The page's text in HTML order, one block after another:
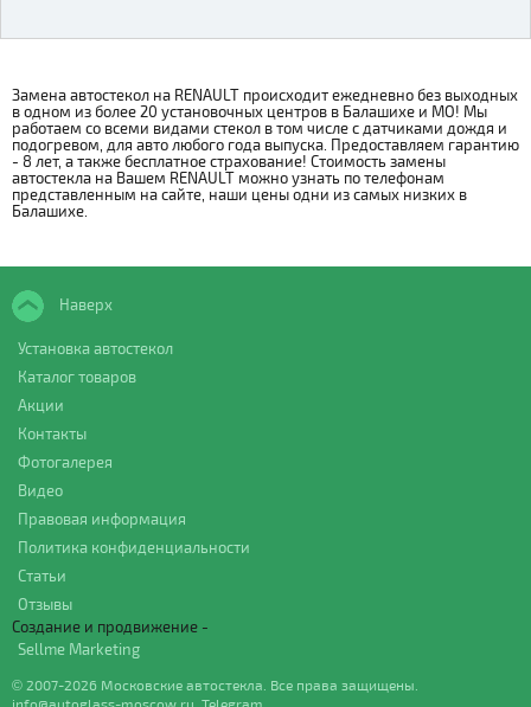
Замена автостекол на RENAULT происходит ежедневно без выходных
в одном из более 20 установочных центров в Балашихе и МО! Мы
работаем со всеми видами стекол в том числе с датчиками дождя и
подогревом, для авто любого года выпуска. Предоставляем гарантию
- 8 лет, а также бесплатное страхование! Стоимость замены
автостекла на Вашем RENAULT можно узнать по телефонам
представленным на сайте, наши цены одни из самых низких в
Балашихе.
Наверх
Установка автостекол
Каталог товаров
Акции
Контакты
Фотогалерея
Видео
Правовая информация
Политика конфиденциальности
Статьи
Отзывы
Создание и продвижение -
Sellme Marketing
© 2007-2026 Московские автостекла. Все права защищены.
info@autoglass-moscow.ru Telegram